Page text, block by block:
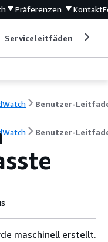
Präferenzen Kontakt
Serviceleitfäden
Benutzer-
Benutzer-
maschinell erstellt.